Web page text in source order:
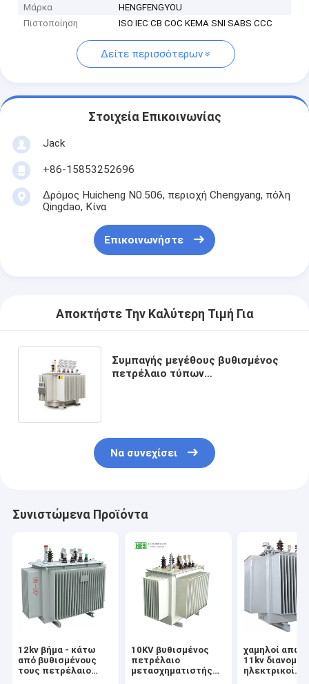
Μάρκα
HENGFENGYOU
Πιστοποίηση
ISO IEC CB COC KEMA SNI SABS CCC
Δείτε περισσότερων
Στοιχεία Επικοινωνίας
Jack
+86-15853252696
Δρόμος Huicheng N0.506, περιοχή Chengyang, πόλη
Qingdao, Κίνα
Επικοινωνήστε
Αποκτήστε Την Καλύτερη Τιμή Για
Συμπαγής μεγέθους βυθισμένος
πετρέλαιο τύπων
Να συνεχίσει
Συνιστώμενα Προϊόντα
12kv βήμα - κάτω
από βυθισμένους
τους πετρέλαιο
10KV βυθισμένος
πετρέλαιο
μετασχηματιστής
χαμηλοί
11kv διανομής
ηλεκτρικοί